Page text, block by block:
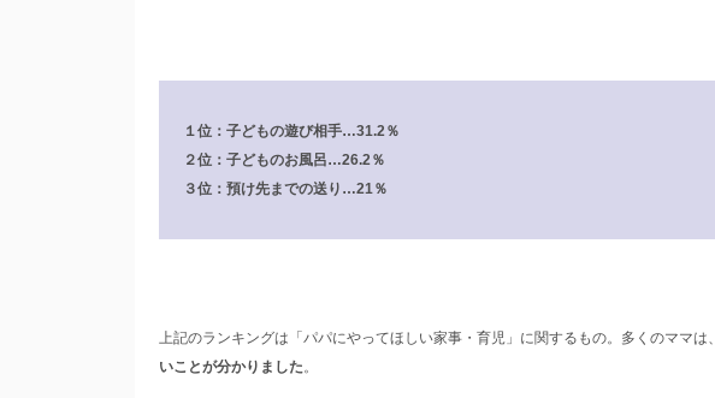
１位：子どもの遊び相手…31.2％
２位：子どものお風呂…26.2％
３位：預け先までの送り…21％
上記のランキングは「パパにやってほしい家事・育児」に関するもの。多くのママは、
いことが分かりました。